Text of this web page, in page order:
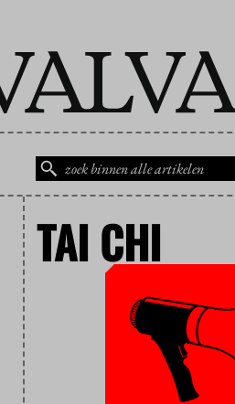
TAI CHI